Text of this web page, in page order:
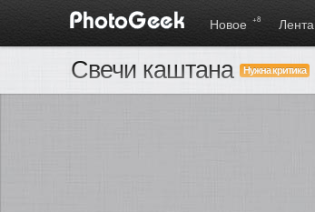
Новое +8 Лента
Свечи каштана Нужна критика